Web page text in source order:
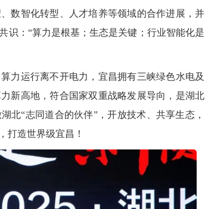
数智化转型、人才培养等领域的合作进展，并
识：“算力是根基；生态是关键；行业智能化是
运行离不开电力，宜昌拥有三峡绿色水电及
新高地，符合国家双重战略发展导向，是湖北
北“志同道合的伙伴”，开放技术、共享生态，
打造世界级宜昌！